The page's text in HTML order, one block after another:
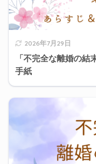
2026年7月29日
「不完全な離婚の結
手紙